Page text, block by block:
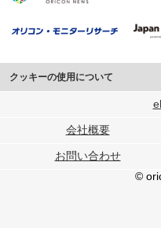
クッキーの使用について
このサイトでは Cookie を使用し
行っています。
メディアや広告配信、データ解析
ユーザーが各パートナーのサービ
会社概要
お問い合わせ
©